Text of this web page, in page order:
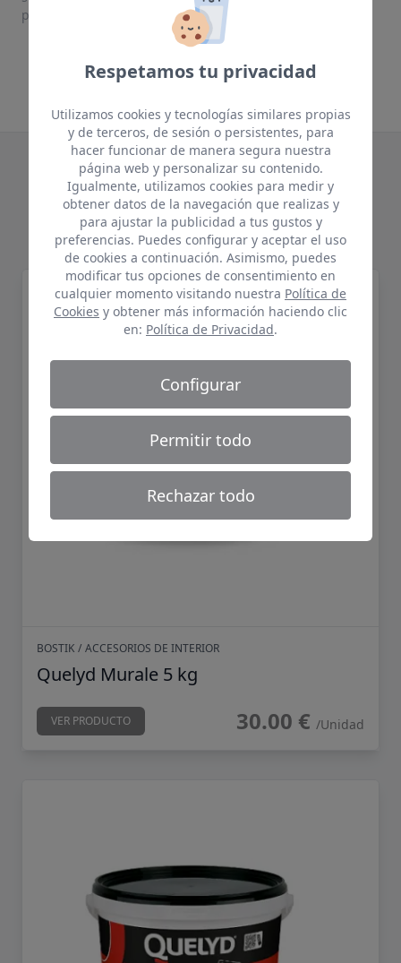
protegidos.
Te puede interesar
Productos relacionados
Quelyd Murale 5 kg
BOSTIK / ACCESORIOS DE INTERIOR
Quelyd Murale 5 kg
VER PRODUCTO 30.00 € /Unidad
Respetamos tu privacidad
Utilizamos cookies y tecnologías similares propias
y de terceros, de sesión o persistentes, para
hacer funcionar de manera segura nuestra
página web y personalizar su contenido.
Igualmente, utilizamos cookies para medir y
obtener datos de la navegación que realizas y
para ajustar la publicidad a tus gustos y
preferencias. Puedes configurar y aceptar el uso
de cookies a continuación. Asimismo, puedes
modificar tus opciones de consentimiento en
cualquier momento visitando nuestra Política de
Cookies y obtener más información haciendo clic
en: Política de Privacidad.
Configurar
Permitir todo
Rechazar todo